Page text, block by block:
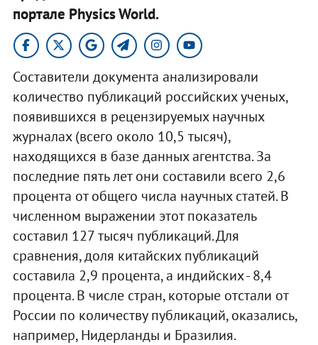
портале Physics World.
Составители документа анализировали
количество публикаций российских ученых,
появившихся в рецензируемых научных
журналах (всего около 10,5 тысяч),
находящихся в базе данных агентства. За
последние пять лет они составили всего 2,6
процента от общего числа научных статей. В
численном выражении этот показатель
составил 127 тысяч публикаций. Для
сравнения, доля китайских публикаций
составила 2,9 процента, а индийских - 8,4
процента. В числе стран, которые отстали от
России по количеству публикаций, оказались,
например, Нидерланды и Бразилия.